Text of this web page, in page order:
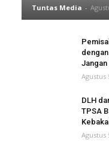
Tuntas Media -
Jangan
Agustus
DLH
TPSA
Agustus